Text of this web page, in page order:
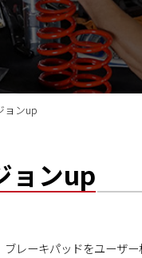
診断
ヤ整備
ージ1／ベーシック
シトロエン/DS
中古車
ョンup
ョンup
レーキパッドをユーザ